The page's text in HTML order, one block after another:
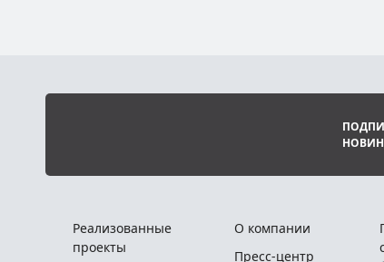
Реализованные
проекты
О компании
Пресс-центр